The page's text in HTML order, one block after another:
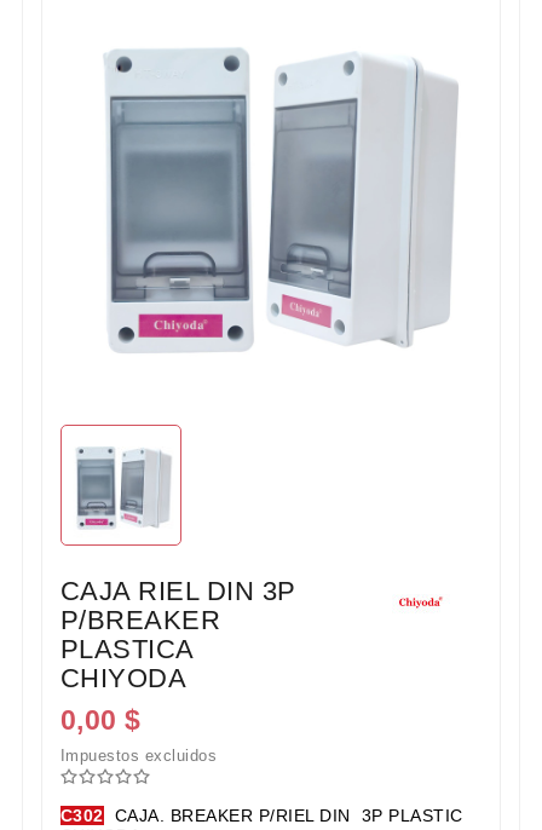
CAJA RIEL DIN 3P
P/BREAKER
PLASTICA
CHIYODA
0,00 $
Impuestos excluidos
C302 CAJA. BREAKER P/RIEL DIN 3P PLASTIC